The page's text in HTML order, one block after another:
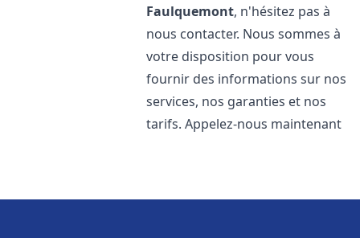
Faulquemont, n'hésitez pas à
nous contacter. Nous sommes à
votre disposition pour vous
fournir des informations sur nos
services, nos garanties et nos
tarifs. Appelez-nous maintenant